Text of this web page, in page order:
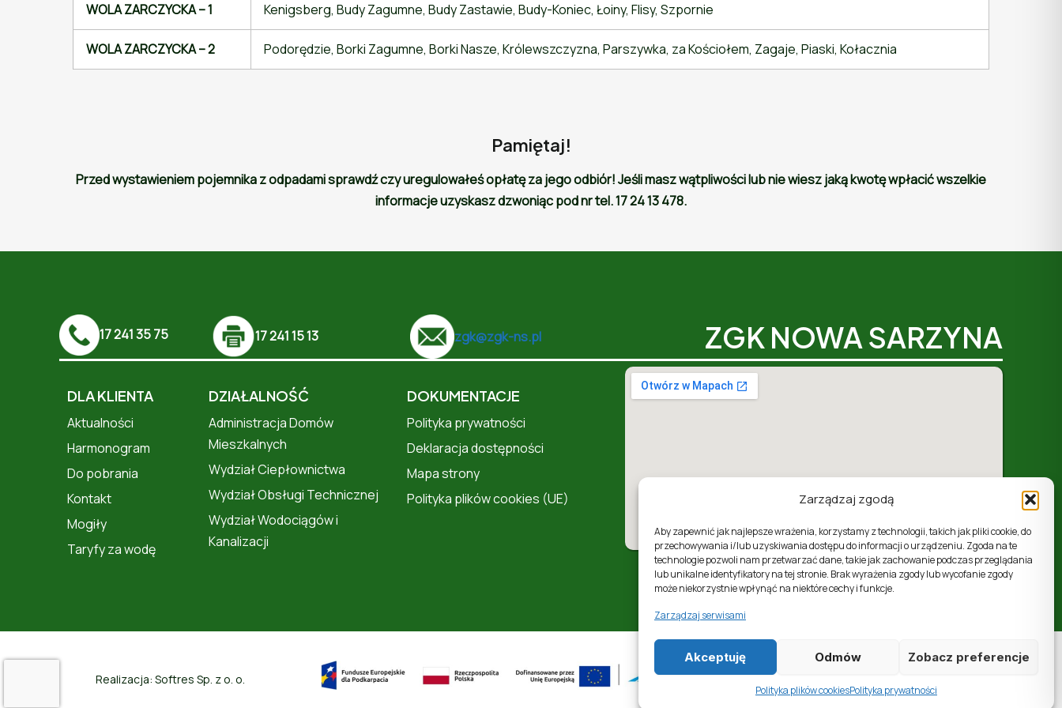
Zarządzaj zgodą
Aby zapewnić jak najlepsze wrażenia, korzystamy z technologii, takich jak pliki cookie, do
przechowywania i/lub uzyskiwania dostępu do informacji o urządzeniu. Zgoda na te
technologie pozwoli nam przetwarzać dane, takie jak zachowanie podczas przeglądania
lub unikalne identyfikatory na tej stronie. Brak wyrażenia zgody lub wycofanie zgody
może niekorzystnie wpłynąć na niektóre cechy i funkcje.
Zarządzaj serwisami
Akceptuję Odmów Zobacz preferencje
Polityka plików cookiesPolityka prywatności
WOLA ZARCZYCKA – 1 Kenigsberg, Budy Zagumne, Budy Zastawie, Budy-Koniec, Łoiny, Flisy, Szpornie
WOLA ZARCZYCKA – 2 Podorędzie, Borki Zagumne, Borki Nasze, Królewszczyzna, Parszywka, za Kościołem, Zagaje, Piaski, Kołacznia
Pamiętaj!
Przed wystawieniem pojemnika z odpadami sprawdź czy uregulowałeś opłatę za jego odbiór! Jeśli masz wątpliwości lub nie wiesz jaką kwotę wpłacić wszelkie
informacje uzyskasz dzwoniąc pod nr tel. 17 24 13 478.
17 241 35 75 17 241 15 13 zgk@zgk-ns.pl ZGK NOWA SARZYNA
DLA KLIENTA
Aktualności
Harmonogram
Do pobrania
Kontakt
Mogiły
Taryfy za wodę
DZIAŁALNOŚĆ
Administracja Domów
Mieszkalnych
Wydział Ciepłownictwa
Wydział Obsługi Technicznej
Wydział Wodociągów i
Kanalizacji
DOKUMENTACJE
Polityka prywatności
Deklaracja dostępności
Mapa strony
Polityka plików cookies (UE)
ul. 1 Maja 4, 37-310 Nowa Sarzyna, woj. podkarpackie
Realizacja: Softres Sp. z o. o.
Prawa autorskie © 2026 ZGK Nowa